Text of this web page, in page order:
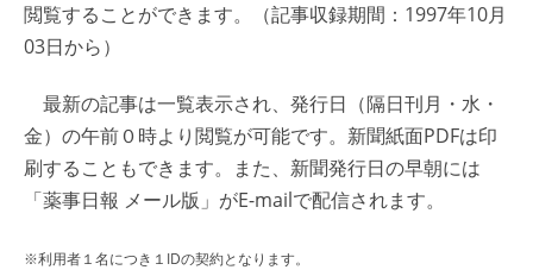
閲覧することができます。（記事収録期間：1997年10月
03日から）
最新の記事は一覧表示され、発行日（隔日刊月・水・
金）の午前０時より閲覧が可能です。新聞紙面PDFは印
刷することもできます。また、新聞発行日の早朝には
「薬事日報 メール版」がE-mailで配信されます。
※利用者１名につき１IDの契約となります。